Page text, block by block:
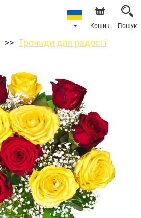
Кошик Пошук
Троянди для радості